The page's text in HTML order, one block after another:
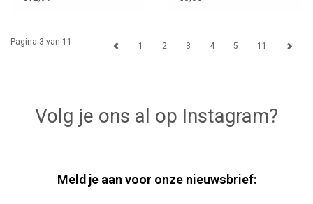
Pagina 3 van 11 1 2 3 4 5 11
Volg je ons al op Instagram?
Meld je aan voor onze nieuwsbrief: